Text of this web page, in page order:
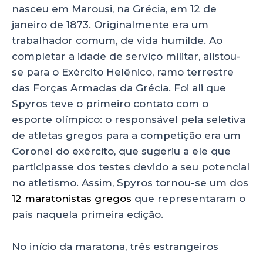
nasceu em Marousi, na Grécia, em 12 de
janeiro de 1873. Originalmente era um
trabalhador comum, de vida humilde. Ao
completar a idade de serviço militar, alistou-
se para o Exército Helênico, ramo terrestre
das Forças Armadas da Grécia. Foi ali que
Spyros teve o primeiro contato com o
esporte olímpico: o responsável pela seletiva
de atletas gregos para a competição era um
Coronel do exército, que sugeriu a ele que
participasse dos testes devido a seu potencial
no atletismo. Assim, Spyros tornou-se um dos
12 maratonistas gregos que representaram o
país naquela primeira edição.
No início da maratona, três estrangeiros